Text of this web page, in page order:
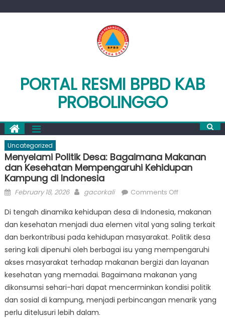
PORTAL RESMI BPBD KAB
PROBOLINGGO
Uncategorized
Menyelami Politik Desa: Bagaimana Makanan
dan Kesehatan Mempengaruhi Kehidupan
Kampung di Indonesia
Posted
February 18, 2026 Author
gacorkali Comments Offon
Politik
Desa:
Bagaimana
Makanan
dan
Kesehatan
Kehidupan
Kampung
Di tengah dinamika kehidupan desa di Indonesia, makanan
dan kesehatan menjadi dua elemen vital yang saling terkait
dan berkontribusi pada kehidupan masyarakat. Politik desa
sering kali dipenuhi oleh berbagai isu yang mempengaruhi
akses masyarakat terhadap makanan bergizi dan layanan
kesehatan yang memadai. Bagaimana makanan yang
dikonsumsi sehari-hari dapat mencerminkan kondisi politik
dan sosial di kampung, menjadi perbincangan menarik yang
perlu ditelusuri lebih dalam.